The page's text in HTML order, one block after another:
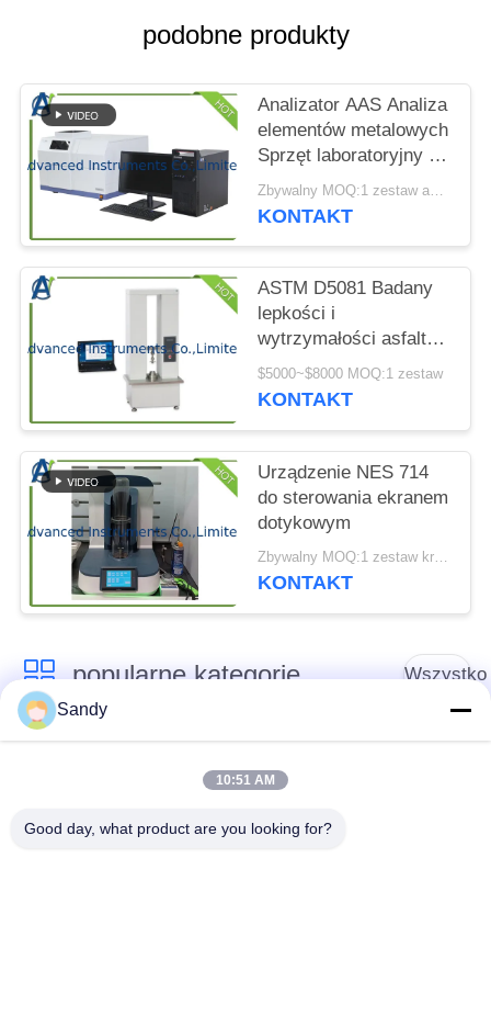
WYCENĘ
SITEMAP
PRIVACY
POLICY
podobne produkty
Analizator AAS Analiza
elementów metalowych
Sprzęt laboratoryjny do
badań
Zbywalny MOQ:1 zestaw analizatora AAS w jednym zamówieniu
KONTAKT
ASTM D5081 Badany
lepkości i
wytrzymałości asfaltu
dla bitumenu i
mieszanin
$5000~$8000 MOQ:1 zestaw
KONTAKT
Urządzenie NES 714
do sterowania ekranem
dotykowym
Zbywalny MOQ:1 zestaw krytyczny limitujący wskaźnik tlenowy
KONTAKT
popularne kategorie Wszystko
Sprzęt do badań
Sprzęt do testowania
oleju
Sprzęt do testowania
Maszyna do
Sandy
10:51 AM
Good day, what product are you looking for?